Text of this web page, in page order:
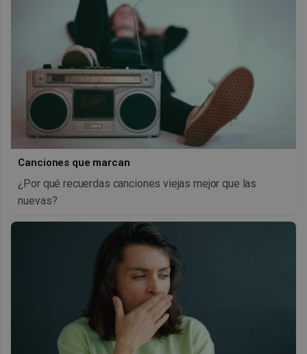
Canciones que marcan
¿Por qué recuerdas canciones viejas mejor que las
nuevas?